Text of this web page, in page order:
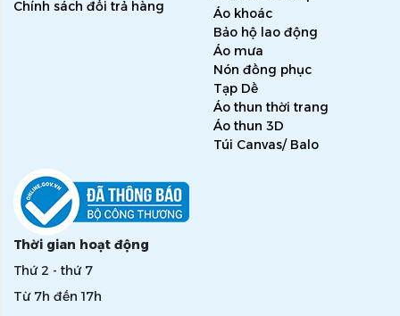
Chính sách đổi trả hàng
Áo khoác
Bảo hộ lao động
Áo mưa
Nón đồng phục
Tạp Dề
Áo thun thời trang
Áo thun 3D
Túi Canvas/ Balo
Thời gian hoạt động
Thứ 2 - thứ 7
Từ 7h đến 17h